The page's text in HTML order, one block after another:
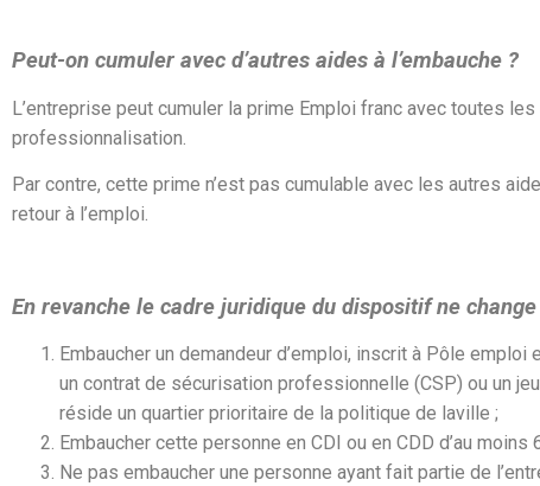
Peut-on cumuler avec d’autres aides à l’embauche ?
L’entreprise peut cumuler la prime Emploi franc avec toutes
professionnalisation.
Par contre, cette prime n’est pas cumulable avec les autres
retour à l’emploi.
En revanche le cadre juridique du dispositif ne
Embaucher un demandeur d’emploi, inscrit à Pôle emploi
un contrat de sécurisation professionnelle (CSP) ou un
réside un quartier prioritaire de la politique de laville ;
Embaucher cette personne en CDI ou en CDD d’au moins
Ne pas embaucher une personne ayant fait partie de